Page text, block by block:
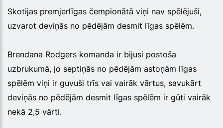
Skotijas premjerlīgas čempionātā viņi nav spēlējuši,
uzvarot deviņās no pēdējām desmit līgas spēlēm.
Brendana Rodgers komanda ir bijusi postoša
uzbrukumā, jo septiņās no pēdējām astoņām līgas
spēlēm viņi ir guvuši trīs vai vairāk vārtus, savukārt
deviņās no pēdējām desmit līgas spēlēm ir gūti vairāk
nekā 2,5 vārti.